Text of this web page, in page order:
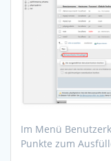
Im Menü
Punkte zum